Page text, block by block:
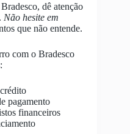
dê atenção
Não hesite em
que não entende.
com o Bradesco
pagamento
financeiros